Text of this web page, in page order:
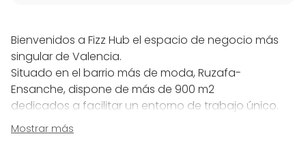
Bienvenidos a Fizz Hub el espacio de negocio más
singular de Valencia.
Situado en el barrio más de moda, Ruzafa-
Ensanche, dispone de más de 900 m2
dedicados a facilitar un entorno de trabajo único.
Una nueva forma de trabajar para empresas y
profesionales conectados a las tendencias.
Mostrar más